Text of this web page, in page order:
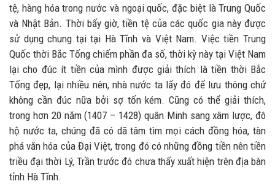
tệ, hàng hóa trong nước và ngoại quốc, đặc biệt là Trung Quốc
và Nhật Bản. Thời bấy giờ, tiền tệ của các quốc gia này được
sử dụng chung tại tại Hà Tĩnh và Việt Nam. Việc tiền Trung
Quốc thời Bắc Tống chiếm phần đa số, thời kỳ này tại Việt Nam
lại cho đúc ít tiền của mình được giải thích là tiền thời Bắc
Tống đẹp, lại nhiều nên, nhà nước ta lấy đó để lưu thông chứ
không cần đúc nữa bởi sợ tốn kém. Cũng có thể giải thích,
trong hơn 20 năm (1407 – 1428) quân Minh sang xâm lược, đô
hộ nước ta, chúng đã có dã tâm tìm mọi cách đồng hóa, tàn
phá văn hóa của Đại Việt, trong đó có những đồng tiền nên tiền
triều đại thời Lý, Trần trước đó chưa thấy xuất hiện trên địa bàn
tỉnh Hà Tĩnh.